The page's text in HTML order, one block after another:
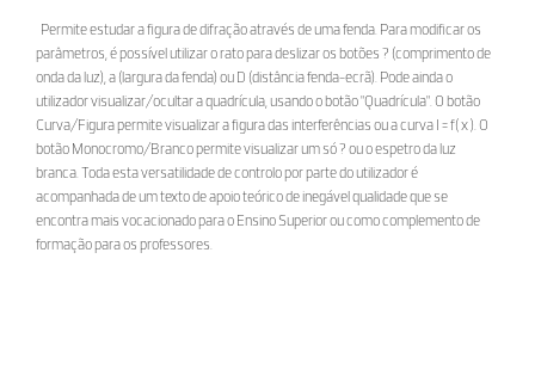
Permite estudar a figura de difração através de uma fenda. Para modificar os
parâmetros, é possível utilizar o rato para deslizar os botões ? (comprimento de
onda da luz), a (largura da fenda) ou D (distância fenda-ecrã). Pode ainda o
utilizador visualizar/ocultar a quadrícula, usando o botão "Quadrícula". O botão
Curva/Figura permite visualizar a figura das interferências ou a curva I = f( x ). O
botão Monocromo/Branco permite visualizar um só ? ou o espetro da luz
branca. Toda esta versatilidade de controlo por parte do utilizador é
acompanhada de um texto de apoio teórico de inegável qualidade que se
encontra mais vocacionado para o Ensino Superior ou como complemento de
formação para os professores.